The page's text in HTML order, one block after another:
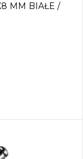
MM BIAŁE /